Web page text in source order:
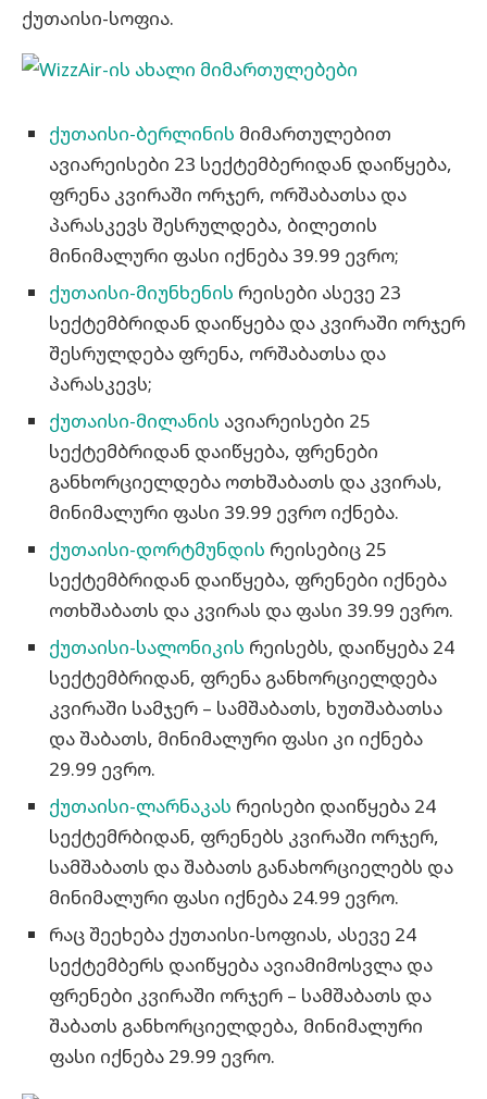
ქუთაისი-სოფია.
ქუთაისი-ბერლინის მიმართულებით
ავიარეისები 23 სექტემბერიდან დაიწყება,
ფრენა კვირაში ორჯერ, ორშაბათსა და
პარასკევს შესრულდება, ბილეთის
მინიმალური ფასი იქნება 39.99 ევრო;
ქუთაისი-მიუნხენის რეისები ასევე 23
სექტემბრიდან დაიწყება და კვირაში ორჯერ
შესრულდება ფრენა, ორშაბათსა და
პარასკევს;
ქუთაისი-მილანის ავიარეისები 25
სექტემბრიდან დაიწყება, ფრენები
განხორციელდება ოთხშაბათს და კვირას,
მინიმალური ფასი 39.99 ევრო იქნება.
ქუთაისი-დორტმუნდის რეისებიც 25
სექტემბრიდან დაიწყება, ფრენები იქნება
ოთხშაბათს და კვირას და ფასი 39.99 ევრო.
ქუთაისი-სალონიკის რეისებს, დაიწყება 24
სექტემბრიდან, ფრენა განხორციელდება
კვირაში სამჯერ – სამშაბათს, ხუთშაბათსა
და შაბათს, მინიმალური ფასი კი იქნება
29.99 ევრო.
ქუთაისი-ლარნაკას რეისები დაიწყება 24
სექტემრბიდან, ფრენებს კვირაში ორჯერ,
სამშაბათს და შაბათს განახორციელებს და
მინიმალური ფასი იქნება 24.99 ევრო.
რაც შეეხება ქუთაისი-სოფიას, ასევე 24
სექტემბერს დაიწყება ავიამიმოსვლა და
ფრენები კვირაში ორჯერ – სამშაბათს და
შაბათს განხორციელდება, მინიმალური
ფასი იქნება 29.99 ევრო.